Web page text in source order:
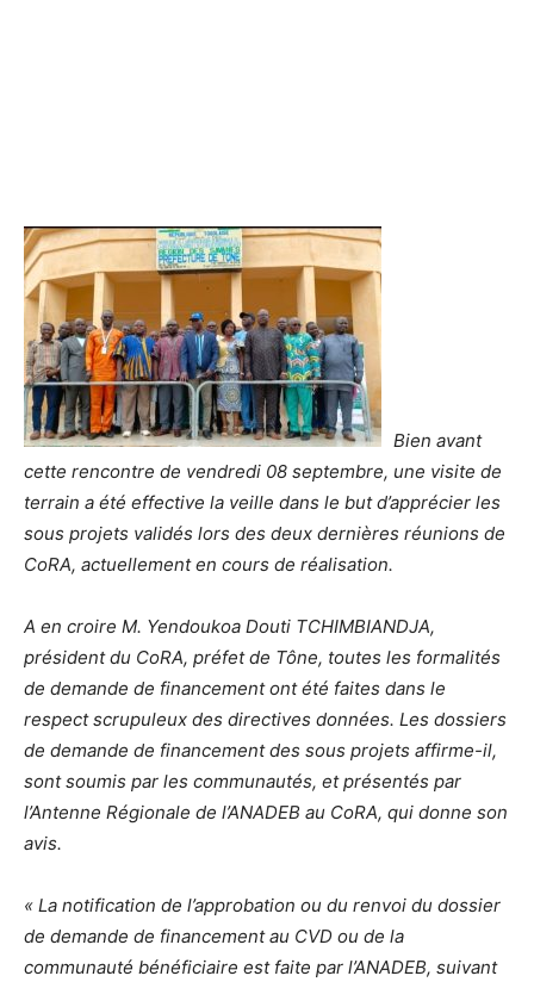
Bien avant
cette rencontre de vendredi 08 septembre, une visite de
terrain a été effective la veille dans le but d’apprécier les
sous projets validés lors des deux dernières réunions de
CoRA, actuellement en cours de réalisation.
A en croire M. Yendoukoa Douti TCHIMBIANDJA,
président du CoRA, préfet de Tône, toutes les formalités
de demande de financement ont été faites dans le
respect scrupuleux des directives données. Les dossiers
de demande de financement des sous projets affirme-il,
sont soumis par les communautés, et présentés par
l’Antenne Régionale de l’ANADEB au CoRA, qui donne son
avis.
« La notification de l’approbation ou du renvoi du dossier
de demande de financement au CVD ou de la
communauté bénéficiaire est faite par l’ANADEB, suivant